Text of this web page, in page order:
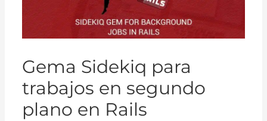
Gema Sidekiq para
trabajos en segundo
plano en Rails